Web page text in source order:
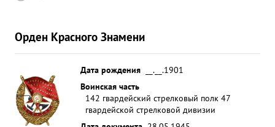
Орден Красного Знамени
Дата рождения
__.__.1901
Воинская часть
142 гвардейский стрелковый полк 47
гвардейской стрелковой дивизии